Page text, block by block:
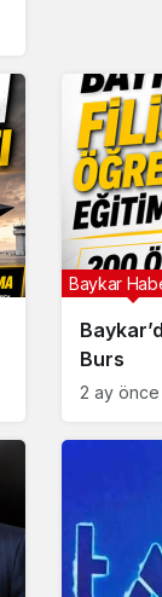
Burs
Baykar
2 ay önce